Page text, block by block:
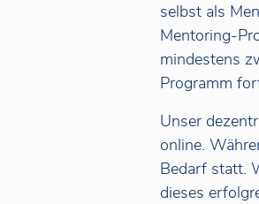
selbst als
Mentoring-
mindestens
Programm
Unser
online.
Bedarf statt.
dieses